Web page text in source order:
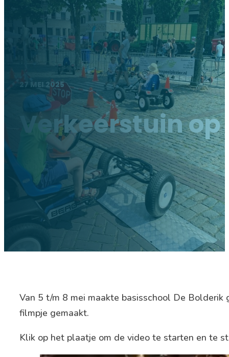
27 MEI 2025
Verkeerstuin op
Van 5 t/m 8 mei maakte basisschool De
filmpje gemaakt.
Klik op het plaatje om de video te starten en te